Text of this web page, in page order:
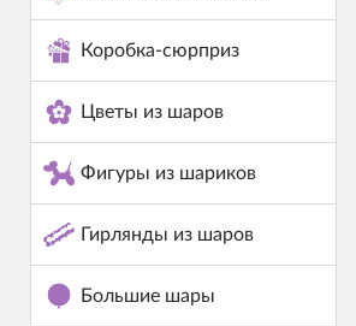
Коробка-сюрприз
Цветы из шаров
Фигуры из шариков
Гирлянды из шаров
Большие шары